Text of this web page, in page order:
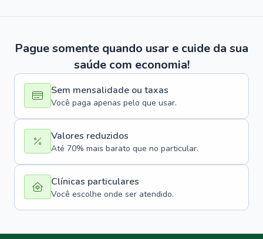
Pague somente quando usar e cuide da sua
saúde com economia!
Sem mensalidade ou taxas
Você paga apenas pelo que usar.
Valores reduzidos
Até 70% mais barato que no particular.
Clínicas particulares
Você escolhe onde ser atendido.